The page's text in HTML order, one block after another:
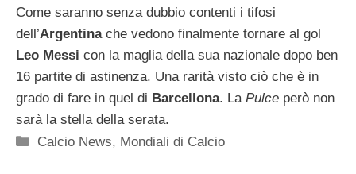
Come saranno senza dubbio contenti i tifosi
dell’Argentinache vedono finalmente tornare al gol
Leo Messi con la maglia della sua nazionale dopo ben
16 partite di astinenza. Una rarità visto ciò che è in
grado di fare in quel di Barcellona. La Pulce però non
sarà la stella della serata.
Categorie
Calcio News, Mondiali di Calcio